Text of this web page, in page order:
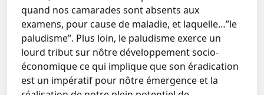
quand nos camarades sont absents aux
examens, pour cause de maladie, et laquelle…’’le
paludisme’’. Plus loin, le paludisme exerce un
lourd tribut sur nôtre développement socio-
économique ce qui implique que son éradication
est un impératif pour nôtre émergence et la